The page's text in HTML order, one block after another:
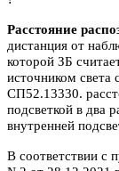
Расстояние
дистанция от
которой ЗБ
источником
СП52.13330.
подсветкой в два
внутренней
В соответствии с